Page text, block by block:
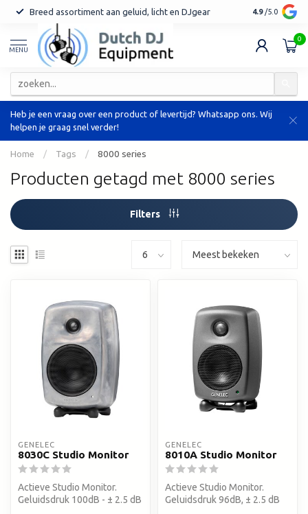
Breed assortiment aan geluid, licht en DJgear Tot 7 jaar
4.9 /5.0
MENU
0
Heb je een vraag over een product of levertijd? Whatsapp ons. Wij
helpen je graag snel verder!
Home / Tags / 8000 series
Producten getagd met 8000 series
Filters
GENELEC
8030C Studio Monitor
Actieve Studio Monitor.
Geluidsdruk 100dB - ± 2.5 dB
GENELEC
8010A Studio Monitor
Actieve Studio Monitor.
Geluidsdruk 96dB, ± 2.5 dB